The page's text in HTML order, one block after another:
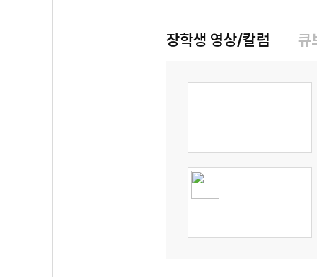
장학생 영상/칼럼 큐